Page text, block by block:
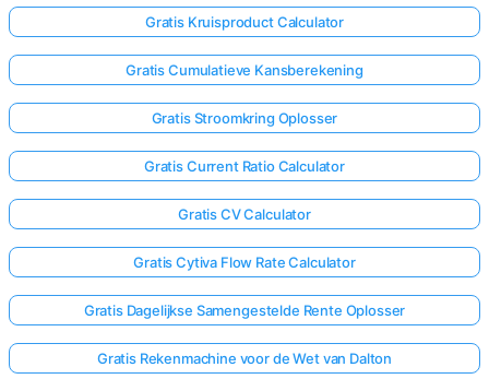
Gratis Kruisproduct Calculator
Gratis Cumulatieve Kansberekening
Gratis Stroomkring Oplosser
Gratis Current Ratio Calculator
Gratis CV Calculator
Gratis Cytiva Flow Rate Calculator
Gratis Dagelijkse Samengestelde Rente Oplosser
Gratis Rekenmachine voor de Wet van Dalton